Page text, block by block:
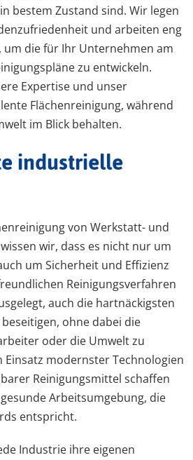
bestem Zustand sind. Wir legen
und arbeiten eng
um die für Ihr Unternehmen am
zu entwickeln.
Expertise und unser
Flächenreinigung, während
im Blick behalten.
industrielle
von Werkstatt- und
wir, dass es nicht nur um
um Sicherheit und Effizienz
Reinigungsverfahren
auch die hartnäckigsten
ohne dabei die
oder die Umwelt zu
Einsatz modernster Technologien
Reinigungsmittel schaffen
Arbeitsumgebung, die
entspricht.
Industrie ihre eigenen